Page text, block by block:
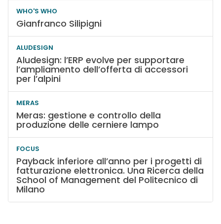
WHO'S WHO
Gianfranco Silipigni
ALUDESIGN
Aludesign: l’ERP evolve per supportare
l’ampliamento dell’offerta di accessori
per l’alpini
MERAS
Meras: gestione e controllo della
produzione delle cerniere lampo
FOCUS
Payback inferiore all’anno per i progetti di
fatturazione elettronica. Una Ricerca della
School of Management del Politecnico di
Milano